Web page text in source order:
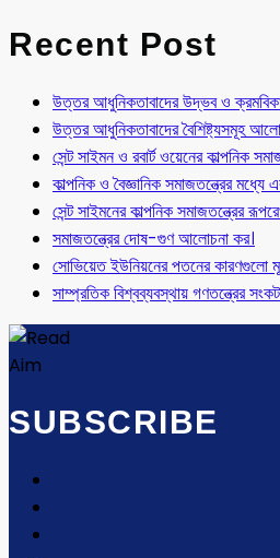
Recent Post
উত্তর আধুনিকতাবাদের উদ্ভব ও
উত্তর আধুনিকতাবাদের বৈশিষ্ট্যসমূহ
সেন্ট সাইমন ও রবার্ট ওয়েনের কাল্পনিক
কাল্পনিক ও বৈজ্ঞানিক সমাজতন্ত্রের
সেন্ট সাইমনের কাল্পনিক সমাজতন্ত্রের
সমাজতন্ত্রের দোষ-গুণ আলোচনা কর।
সোভিয়েত ইউনিয়নের পতনের কারণগুলো
সাম্প্রতিক বিশ্বব্যবস্থায় গণতন্ত্রের
SUBSCRIBE